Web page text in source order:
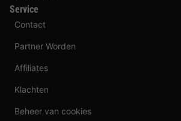
Service
Contact
Partner Worden
Affiliates
Klachten
Beheer van cookies